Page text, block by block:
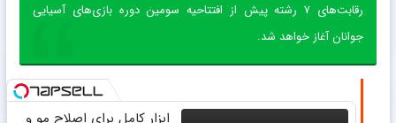
رقابت‌های ۷ رشته پیش از افتتاحیه سومین دوره بازی‌های آسیایی
جوانان آغاز خواهد شد.
ابزار کامل برای اصلاح مو و